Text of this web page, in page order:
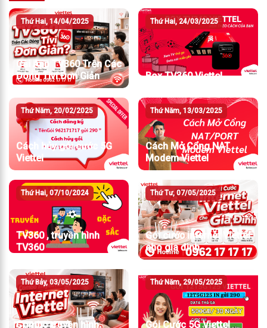
Thứ Hai, 14/04/2025
Cài App TV360 Trên Các
Dòng Tivi Đơn Giản
Thứ Hai, 24/03/2025
Box TV360 Viettel
Thứ Năm, 20/02/2025
Cách hủy gói cước 5G
Viettel
Thứ Năm, 13/03/2025
Cách Mở Cổng NAT
Modem Viettel
Thứ Hai, 07/10/2024
TV360 , truyền hình
TV360
Thứ Tư, 07/05/2025
Gói cước internet Viettel
cho gia đình
Thứ Bảy, 03/05/2025
Combo truyền hình
Thứ Năm, 29/05/2025
Gói Cước 5G Viettel